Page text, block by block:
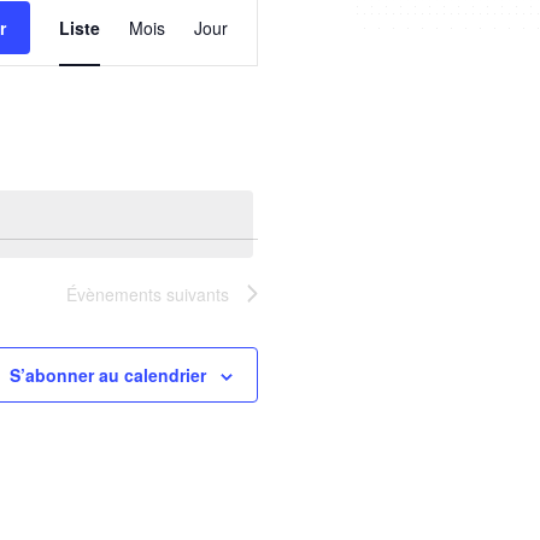
vues
Liste Mois Jour
Évènements suivants
S’abonner au calendrier